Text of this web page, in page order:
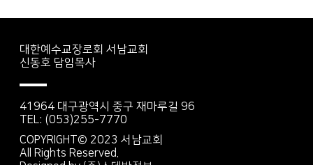
대한예수교장로회 서남교회
신동호 담임목사
41964 대구광역시 중구 재마루길 96
TEL: (053)255-7770
COPYRIGHT© 2023 서남교회
All Rights Reserved.